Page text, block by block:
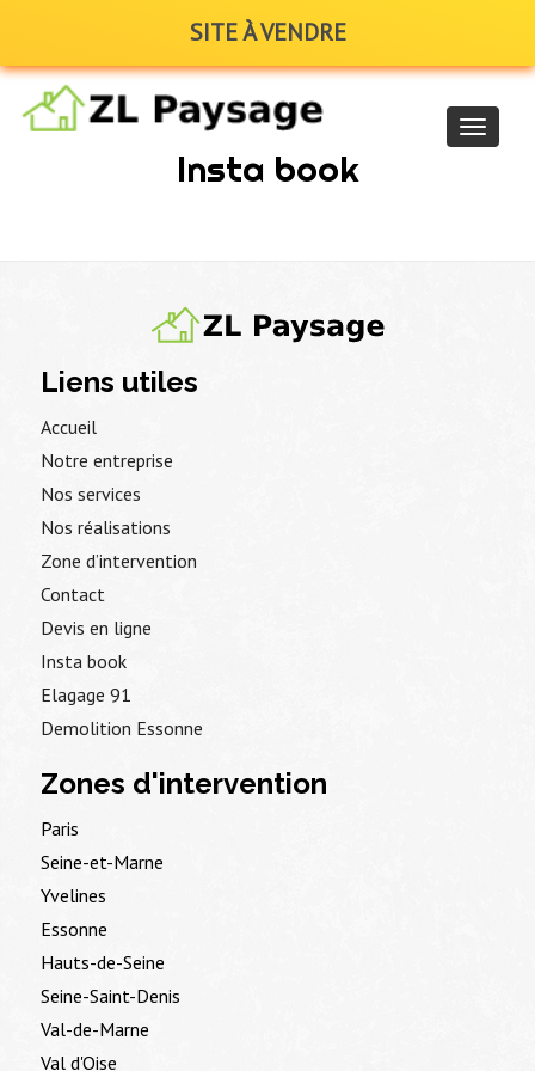
SITE À VENDRE
Insta book
Liens utiles
Accueil
Notre entreprise
Nos services
Nos réalisations
Zone d’intervention
Contact
Devis en ligne
Insta book
Elagage 91
Demolition Essonne
Zones d'intervention
Paris
Seine-et-Marne
Yvelines
Essonne
Hauts-de-Seine
Seine-Saint-Denis
Val-de-Marne
Val d'Oise